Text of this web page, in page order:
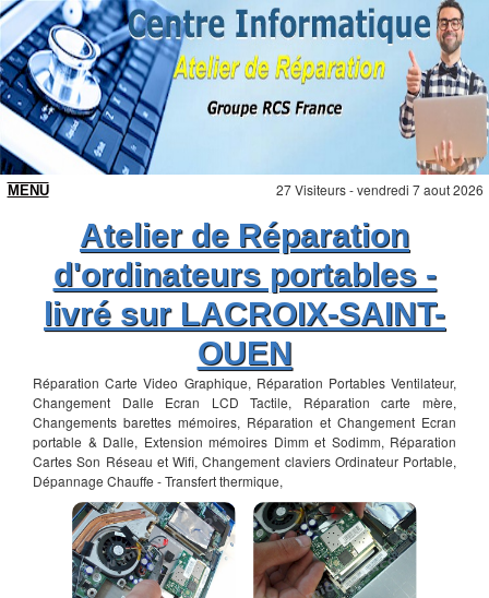
27 Visiteurs - vendredi 7 aout 2026
Atelier de Réparation
d'ordinateurs portables -
livré sur LACROIX-SAINT-
OUEN
Réparation Carte Video Graphique, Réparation Portables Ventilateur,
Changement Dalle Ecran LCD Tactile, Réparation carte mère,
Changements barettes mémoires, Réparation et Changement Ecran
portable & Dalle, Extension mémoires Dimm et Sodimm, Réparation
Cartes Son Réseau et Wifi, Changement claviers Ordinateur Portable,
Dépannage Chauffe - Transfert thermique,